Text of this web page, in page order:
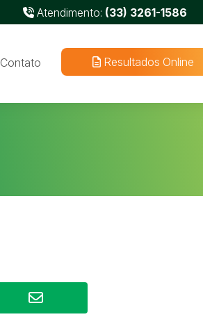
Atendimento: (33) 3261-1586
Contato Resultados Online